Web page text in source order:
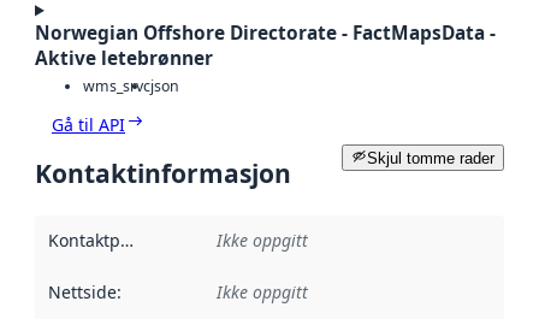
Norwegian Offshore Directorate - FactMapsData -
Aktive letebrønner
wms_srvcjson
Gå til API
Skjul tomme rader
Kontaktinformasjon
Kontaktpunkt Ikke oppgitt
Nettside: Ikke oppgitt